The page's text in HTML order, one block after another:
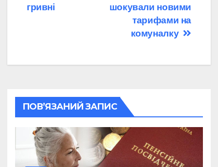
шокували новими
тарифами на
комуналку
гривні
ПОВ’ЯЗАНИЙ ЗАПИС